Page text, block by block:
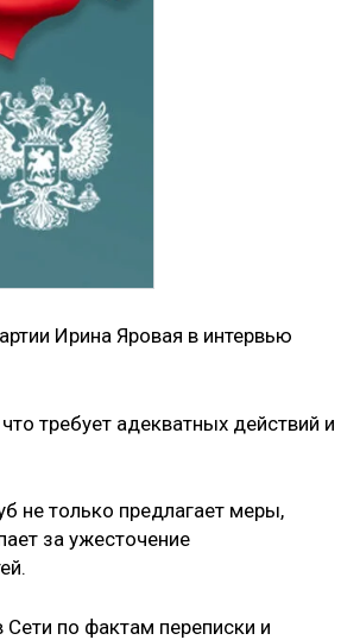
Ирина Яровая в интервью
требует адекватных действий и
не только предлагает меры,
за ужесточение
по фактам переписки и